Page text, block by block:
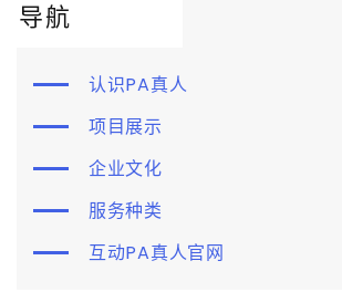
导航
认识PA真人
项目展示
企业文化
服务种类
互动PA真人官网